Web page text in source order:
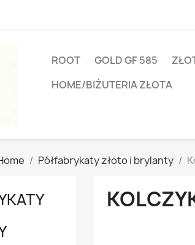
ROOT GOLD GF 585
HOME/BIŻUTERIA ZŁOTA
Półfabrykaty złoto i brylanty